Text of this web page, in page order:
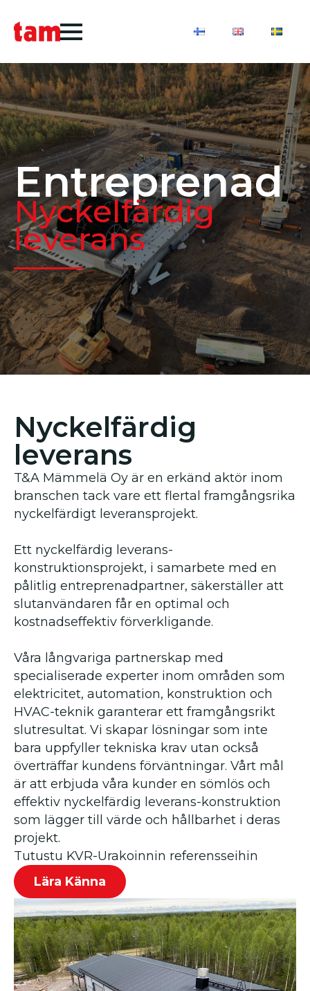
Entreprenad
Nyckelfärdig
leverans
Nyckelfärdig
leverans
T&A Mämmelä Oy är en erkänd aktör inom
branschen tack vare ett flertal framgångsrika
nyckelfärdigt leveransprojekt.
Ett nyckelfärdig leverans-
konstruktionsprojekt, i samarbete med en
pålitlig entreprenadpartner, säkerställer att
slutanvändaren får en optimal och
kostnadseffektiv förverkligande.
Våra långvariga partnerskap med
specialiserade experter inom områden som
elektricitet, automation, konstruktion och
HVAC-teknik garanterar ett framgångsrikt
slutresultat. Vi skapar lösningar som inte
bara uppfyller tekniska krav utan också
överträffar kundens förväntningar. Vårt mål
är att erbjuda våra kunder en sömlös och
effektiv nyckelfärdig leverans-konstruktion
som lägger till värde och hållbarhet i deras
projekt.
Tutustu KVR-Urakoinnin referensseihin
Lära Känna